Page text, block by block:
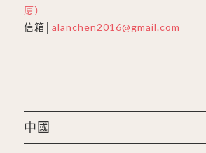
廈）
信箱│ alanchen2016@gmail.com
中國